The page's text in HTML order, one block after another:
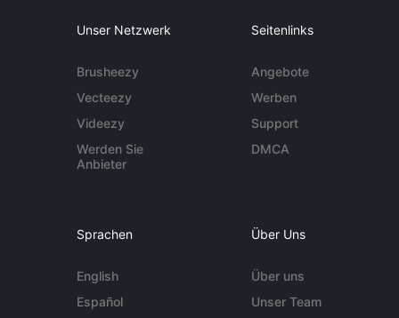
Unser Netzwerk
Brusheezy
Vecteezy
Videezy
Werden Sie
Anbieter
Seitenlinks
Angebote
Werben
Support
DMCA
Sprachen
English
Español
Über Uns
Über uns
Unser Team